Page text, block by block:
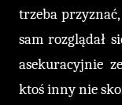
trzeba
sam rozglądał
asekuracyjnie
ktoś inny nie